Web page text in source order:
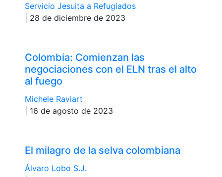
Servicio Jesuita a Refugiados
| 28 de diciembre de 2023
Colombia: Comienzan las
negociaciones con el ELN tras el alto
al fuego
Michele Raviart
| 16 de agosto de 2023
El milagro de la selva colombiana
Álvaro Lobo S.J.